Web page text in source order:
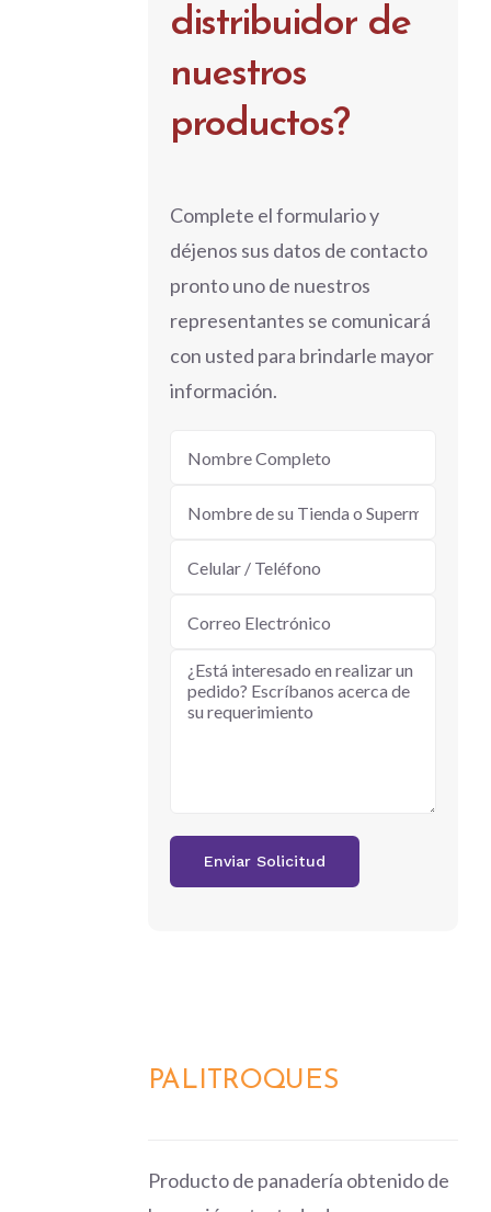
distribuidor de
nuestros
productos?
Complete el formulario y
déjenos sus datos de contacto
pronto uno de nuestros
representantes se comunicará
con usted para brindarle mayor
información.
PALITROQUES
Producto de panadería obtenido de